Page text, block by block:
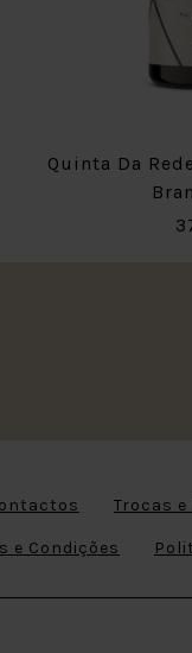
Quinta Da
Trocas e
e Condições